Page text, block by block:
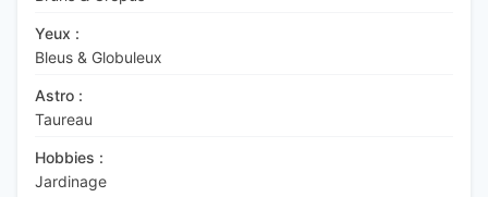
Yeux :
Bleus & Globuleux
Astro :
Taureau
Hobbies :
Jardinage